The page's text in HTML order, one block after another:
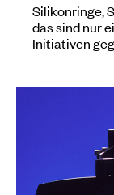
Silikonringe,
das sind nur
Initiativen